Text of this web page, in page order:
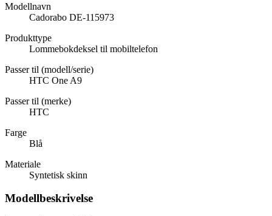
Modellnavn
Cadorabo DE-115973
Produkttype
Lommebokdeksel til mobiltelefon
Passer til (modell/serie)
HTC One A9
Passer til (merke)
HTC
Farge
Blå
Materiale
Syntetisk skinn
Modellbeskrivelse